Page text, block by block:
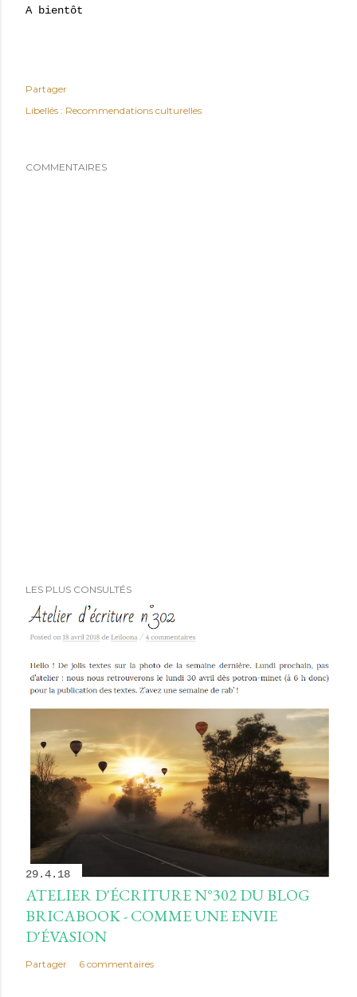
A bientôt
Partager
Libellés : Recommendations culturelles
COMMENTAIRES
LES PLUS CONSULTÉS
29.4.18
ATELIER D'ÉCRITURE N°302 DU BLOG
BRICABOOK - COMME UNE ENVIE
D'ÉVASION
Partager 6 commentaires